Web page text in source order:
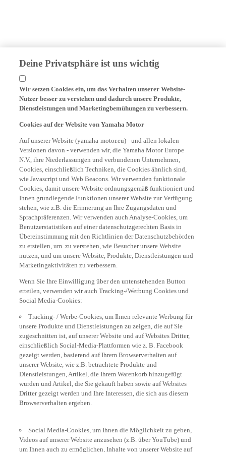
Deine Privatsphäre ist uns wichtig
Wir setzen Cookies ein, um das Verhalten unserer Website-
Nutzer besser zu verstehen und dadurch unsere Produkte,
Dienstleistungen und Marketingbemühungen zu verbessern.
Cookies auf der Website von Yamaha Motor
Auf unserer Website (yamaha-motor.eu) - und allen lokalen
Versionen davon - verwenden wir, die Yamaha Motor Europe
N.V., ihre Niederlassungen und verbundenen Unternehmen,
Cookies, einschließlich Techniken, die Cookies ähnlich sind,
wie Javascript und Web Beacons. Wir verwenden funktionale
Cookies, damit unsere Website ordnungsgemäß funktioniert und
Ihnen grundlegende Funktionen unserer Website zur Verfügung
stehen, wie z.B. die Erinnerung an Ihre Zugangsdaten und
Sprachpräferenzen. Wir verwenden auch Analyse-Cookies, um
Benutzerstatistiken auf einer datenschutzgerechten Basis in
Übereinstimmung mit den Richtlinien der Datenschutzbehörden
zu erstellen, um zu verstehen, wie Besucher unsere Website
nutzen, und um unsere Website, Produkte, Dienstleistungen und
Marketingaktivitäten zu verbessern.
Wenn Sie Ihre Einwilligung über den untenstehenden Button
erteilen, verwenden wir auch Tracking-/Werbung Cookies und
Social Media-Cookies:
Tracking- / Werbe-Cookies, um Ihnen relevante Werbung für
unsere Produkte und Dienstleistungen zu zeigen, die auf Sie
zugeschnitten ist, auf unserer Website und auf Websites Dritter,
einschließlich Social-Media-Plattformen wie z. B. Facebook
gezeigt werden, basierend auf Ihrem Browserverhalten auf
unserer Website, wie z.B. betrachtete Produkte und
Dienstleistungen, Artikel, die Ihrem Warenkorb hinzugefügt
wurden und Artikel, die Sie gekauft haben sowie auf Websites
Dritter gezeigt werden und Ihre Interessen, die sich aus diesem
Browserverhalten ergeben.
Social Media-Cookies, um Ihnen die Möglichkeit zu geben,
Videos auf unserer Website anzusehen (z.B. über YouTube) und
um Ihnen auch zu ermöglichen, Inhalte von unserer Website auf